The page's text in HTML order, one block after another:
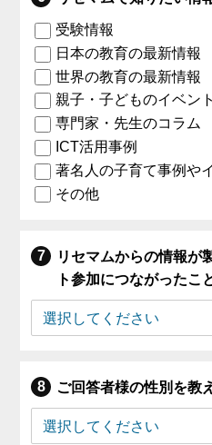
受験情報
日本の教育の最新情報
世界の教育の最新情報
親子・子どものイベン
専門家・先生のコラム
ICT活用事例
著名人の子育て事例や
その他
リセマムからの情報が
ト参加につながったこ
ご回答者様の性別を教